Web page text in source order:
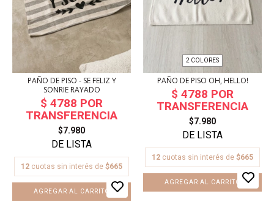
PAÑO DE PISO - SE FELIZ Y
SONRIE RAYADO
$7.980
12 cuotas sin interés de $665
2 COLORES
PAÑO DE PISO OH, HELLO!
$7.980
12 cuotas sin interés de $665
AGREGAR AL CARRITO